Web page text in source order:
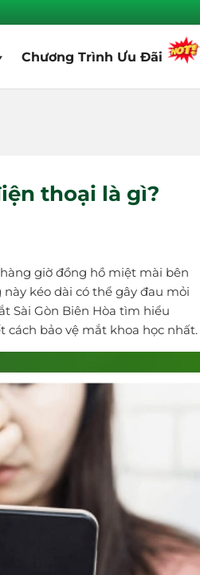
Chương Trình Ưu Đãi
thoại là gì?
giờ đồng hồ miệt mài bên
kéo dài có thể gây đau mỏi
Sài Gòn Biên Hòa tìm hiểu
cách bảo vệ mắt khoa học nhất.